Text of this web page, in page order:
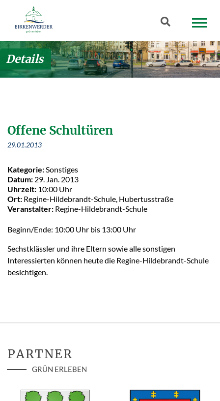
Zum Hauptinhalt springen
Suchbegriff
Details
Offene Schultüren
29.01.2013
Kategorie: Sonstiges
Datum: 29. Jan. 2013
Uhrzeit: 10:00 Uhr
Ort: Regine-Hildebrandt-Schule, Hubertusstraße
Veranstalter: Regine-Hildebrandt-Schule
Beginn/Ende: 10:00 Uhr bis 13:00 Uhr
Sechstklässler und ihre Eltern sowie alle sonstigen
Interessierten können heute die Regine-Hildebrandt-Schule
besichtigen.
PARTNER
GRÜN ERLEBEN